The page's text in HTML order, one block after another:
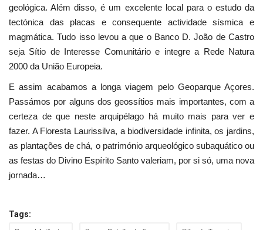
geológica. Além disso, é um excelente local para o estudo da
tectónica das placas e consequente actividade sísmica e
magmática. Tudo isso levou a que o Banco D. João de Castro
seja Sítio de Interesse Comunitário e integre a Rede Natura
2000 da União Europeia.
E assim acabamos a longa viagem pelo Geoparque Açores.
Passámos por alguns dos geossítios mais importantes, com a
certeza de que neste arquipélago há muito mais para ver e
fazer. A Floresta Laurissilva, a biodiversidade infinita, os jardins,
as plantações de chá, o património arqueológico subaquático ou
as festas do Divino Espírito Santo valeriam, por si só, uma nova
jornada…
Tags: